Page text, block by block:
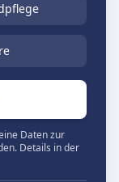
Daten zur
Details in der